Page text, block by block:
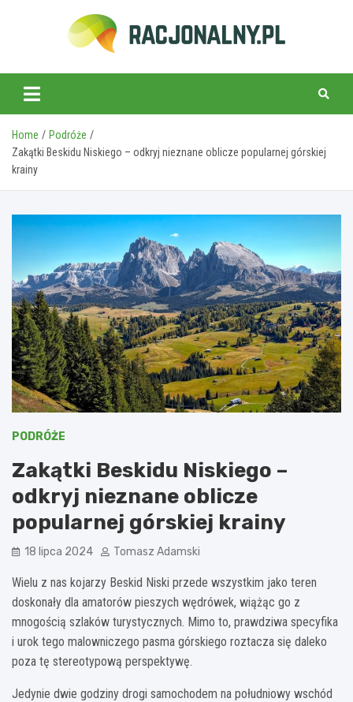
racjonalny.pl
Home
Podróże
Zakątki Beskidu Niskiego – odkryj nieznane oblicze popularnej górskiej
krainy
PODRÓŻE
Zakątki Beskidu Niskiego –
odkryj nieznane oblicze
popularnej górskiej krainy
18 lipca 2024 Tomasz Adamski
Wielu z nas kojarzy Beskid Niski przede wszystkim jako teren
doskonały dla amatorów pieszych wędrówek, wiążąc go z
mnogością szlaków turystycznych. Mimo to, prawdziwa specyfika
i urok tego malowniczego pasma górskiego roztacza się daleko
poza tę stereotypową perspektywę.
Jedynie dwie godziny drogi samochodem na południowy wschód